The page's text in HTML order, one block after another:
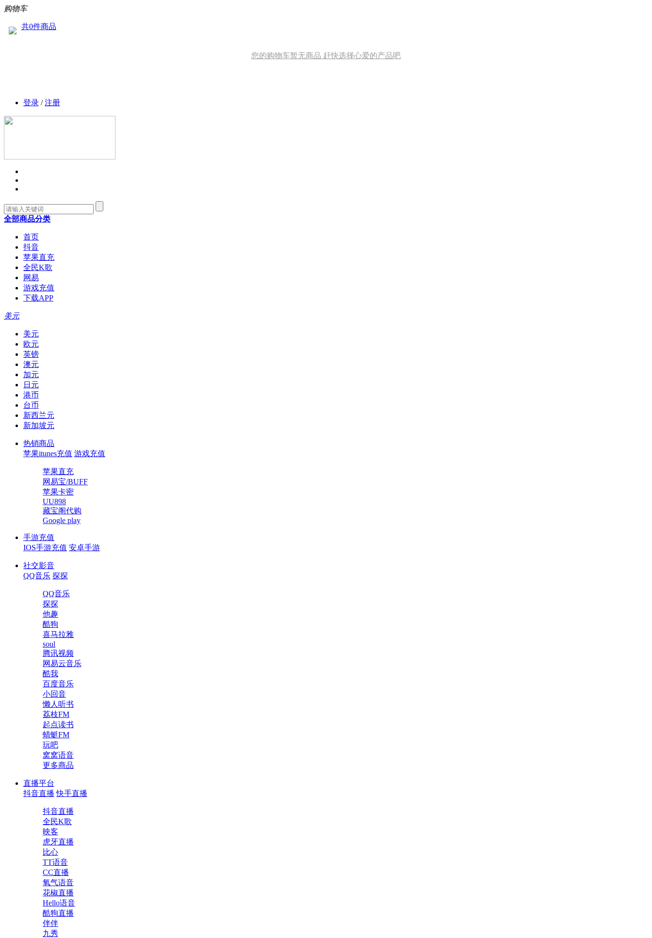
购物车
共0件商品
您的购物车暂无商品 赶快选择心爱的产品吧
登录 /注册
全部商品分类
首页
抖音
苹果直充
全民K歌
网易
游戏充值
下载APP
美元
美元
欧元
英镑
澳元
加元
日元
港币
台币
新西兰元
新加坡元
热销商品
苹果itunes充值 游戏充值
苹果直充
网易宝/BUFF
苹果卡密
UU898
藏宝阁代购
Google play
手游充值
IOS手游充值 安卓手游
社交影音
QQ音乐 探探
QQ音乐
探探
他趣
酷狗
喜马拉雅
soul
腾讯视频
网易云音乐
酷我
百度音乐
小回音
懒人听书
荔枝FM
起点读书
蜻蜓FM
玩吧
窝窝语音
更多商品
直播平台
抖音直播 快手直播
抖音直播
全民K歌
映客
虎牙直播
比心
TT语音
CC直播
氧气语音
花椒直播
Hello语音
酷狗直播
伴伴
九秀